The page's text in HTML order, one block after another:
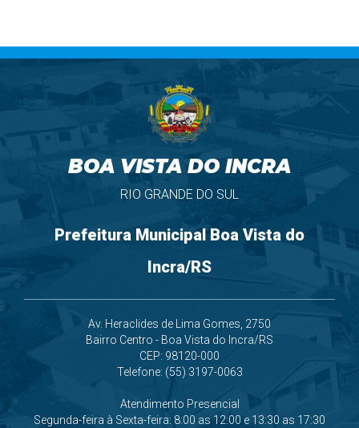
BOA VISTA DO INCRA
RIO GRANDE DO SUL
Prefeitura Municipal Boa Vista do
Incra/RS
Av. Heraclides de Lima Gomes, 2750
Bairro Centro - Boa Vista do Incra/RS
CEP: 98120-000
Telefone: (55) 3197-0063
Atendimento Presencial
Segunda-feira à Sexta-feira: 8:00 as 12:00 e 13:30 as 17:30